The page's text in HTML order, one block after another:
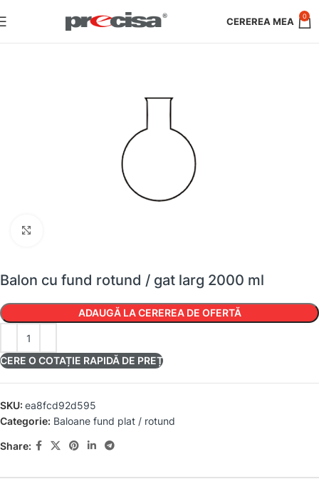
0
Balon cu fund rotund / gat larg 2000 ml
ADAUGĂ LA CEREREA DE OFERTĂ
CERE O COTAȚIE RAPIDĂ DE PREȚ
SKU: ea8fcd92d595
Categorie: Baloane fund plat / rotund
Share: